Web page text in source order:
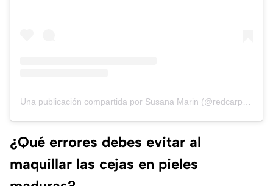
¿Qué errores debes evitar al
maquillar las cejas en pieles